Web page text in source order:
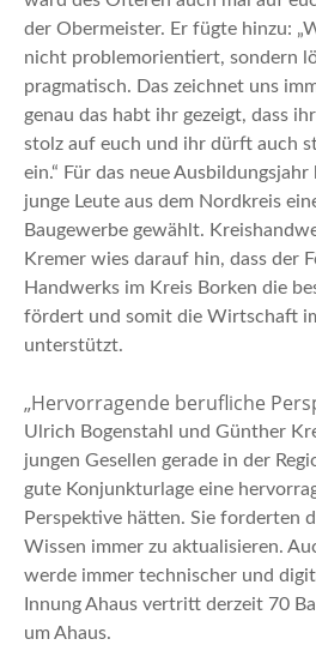
der Obermeister. Er fügte hinzu:
nicht problemorientiert, sondern
pragmatisch. Das zeichnet uns
genau das habt ihr gezeigt, dass
stolz auf euch und ihr dürft auch
ein.“ Für das neue
junge Leute aus dem Nordkreis
Baugewerbe gewählt.
Kremer wies darauf hin, dass der
Handwerks im Kreis Borken die
fördert und somit die Wirtschaft
unterstützt.
„Hervorragende berufliche
Ulrich Bogenstahl und Günther
jungen Gesellen gerade in der
gute Konjunkturlage eine
Perspektive hätten. Sie forderten
Wissen immer zu aktualisieren.
werde immer technischer und
Innung Ahaus vertritt derzeit 70
um Ahaus.